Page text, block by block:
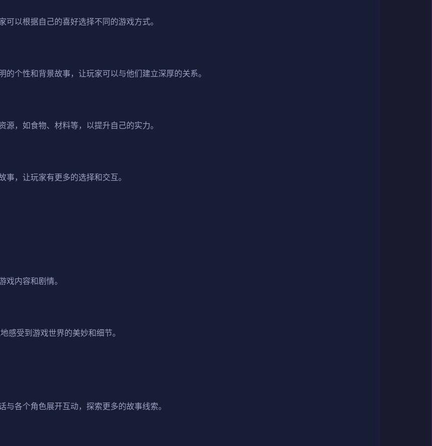
以根据自己的喜好选择不同的游戏方式。
个性和背景故事，让玩家可以与他们建立深厚的关系。
，如食物、材料等，以提升自己的实力。
，让玩家有更多的选择和交互。
戏内容和剧情。
感受到游戏世界的美妙和细节。
各个角色展开互动，探索更多的故事线索。